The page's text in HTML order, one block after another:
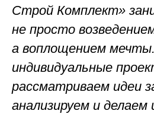
Строй Комплект»
не просто
а воплощением
индивидуальные
рассматриваем идеи
анализируем и делаем